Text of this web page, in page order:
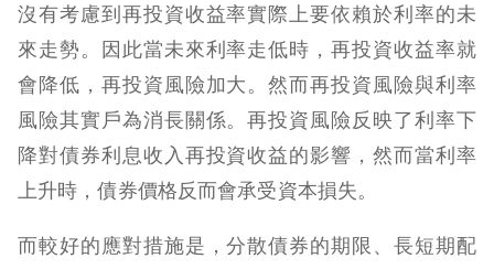
沒有考慮到再投資收益率實際上要依賴於利率的未
來走勢。因此當未來利率走低時，再投資收益率就
會降低，再投資風險加大。然而再投資風險與利率
風險其實戶為消長關係。再投資風險反映了利率下
降對債券利息收入再投資收益的影響，然而當利率
上升時，債券價格反而會承受資本損失。
而較好的應對措施是，分散債券的期限、長短期配